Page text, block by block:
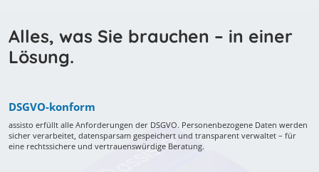
Alles, was Sie brauchen – in einer
Lösung.
DSGVO-konform
assisto erfüllt alle Anforderungen der DSGVO. Personenbezogene Daten werden
sicher verarbeitet, datensparsam gespeichert und transparent verwaltet – für
eine rechtssichere und vertrauenswürdige Beratung.